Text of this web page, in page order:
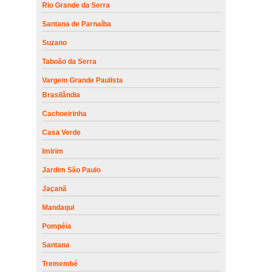
Rio Grande da Serra
Santana de Parnaíba
Suzano
Taboão da Serra
Vargem Grande Paulista
Brasilândia
Cachoeirinha
Casa Verde
Imirim
Jardim São Paulo
Jaçanã
Mandaqui
Pompéia
Santana
Tremembé